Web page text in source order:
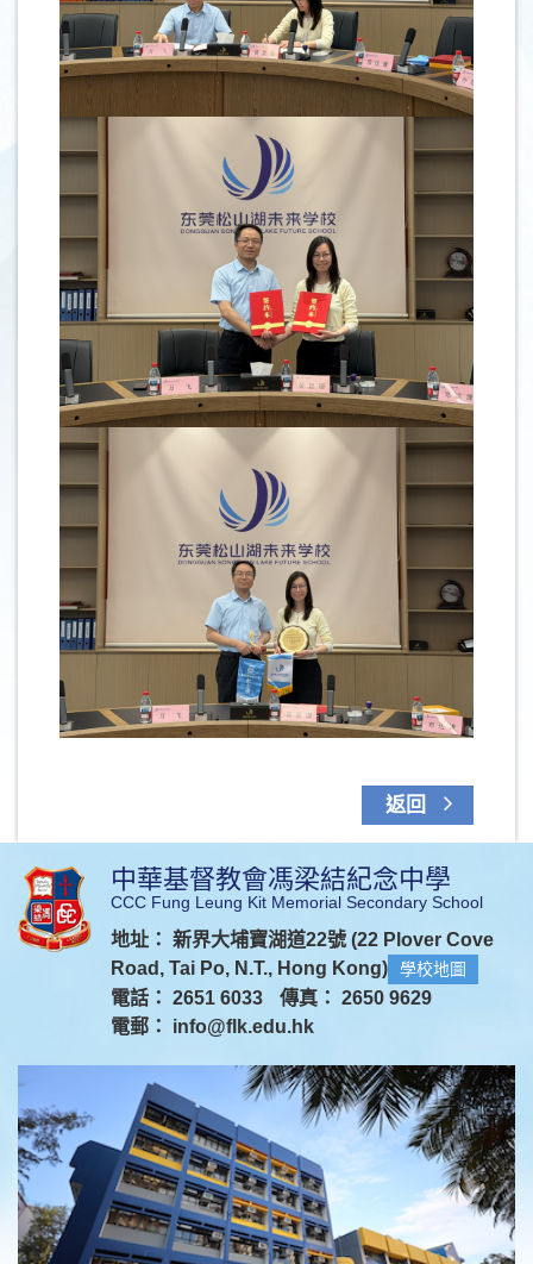
返回
中華基督教會馮梁結紀念中學
CCC Fung Leung Kit Memorial Secondary School
地址： 新界大埔寶湖道22號 (22 Plover Cove
Road, Tai Po, N.T., Hong Kong)
學校地圖
電話： 2651 6033
傳真： 2650 9629
電郵： info@flk.edu.hk